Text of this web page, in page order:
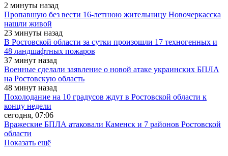
2 минуты назад
Пропавшую без вести 16-летнюю жительницу Новочеркасска
нашли живой
23 минуты назад
В Ростовской области за сутки произошли 17 техногенных и
48 ландшафтных пожаров
37 минут назад
Военные сделали заявление о новой атаке украинских БПЛА
на Ростовскую область
48 минут назад
Похолодание на 10 градусов ждут в Ростовской области к
концу недели
сегодня, 07:06
Вражеские БПЛА атаковали Каменск и 7 районов Ростовской
области
Показать ещё